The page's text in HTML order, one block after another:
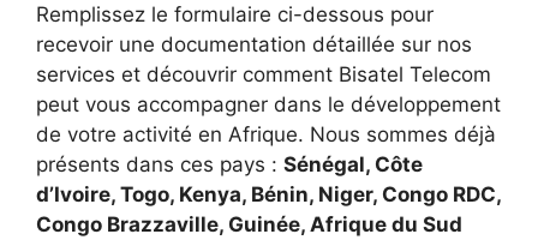
Remplissez le formulaire ci-dessous pour
recevoir une documentation détaillée sur nos
services et découvrir comment Bisatel Telecom
peut vous accompagner dans le développement
de votre activité en Afrique. Nous sommes déjà
présents dans ces pays : Sénégal, Côte
d’Ivoire, Togo, Kenya, Bénin, Niger, Congo RDC,
Congo Brazzaville, Guinée, Afrique du Sud